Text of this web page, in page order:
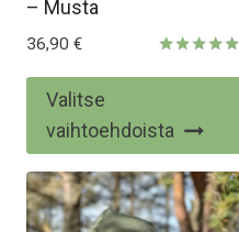
– Musta
36,90 €
Valitse
vaihtoehdoista